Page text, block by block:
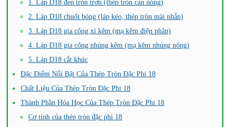
1. Láp D18 đen tròn trơn (thép tròn cán nóng)
2. Láp D18 chuốt bóng (láp kéo, thép tròn mài nhẵn)
3. Láp D18 gia công xi kẽm (mạ kẽm điện phân)
4. Láp D18 gia công nhúng kẽm (mạ kẽm nhúng nóng)
5. Láp D18 cắt khúc
Đặc Điểm Nổi Bật Của Thép Tròn Đặc Phi 18
Chất Liệu Của Thép Tròn Đặc Phi 18
Thành Phần Hóa Học Của Thép Tròn Đặc Phi 18
Cơ tính của thép tròn đặc phi 18